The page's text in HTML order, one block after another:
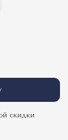
скидки